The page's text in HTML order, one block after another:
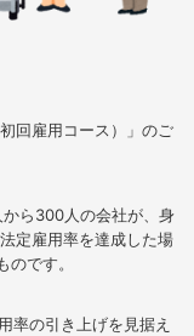
回雇用コース）」のご
ら300人の会社が、身
定雇用率を達成した場
です。
率の引き上げを見据え